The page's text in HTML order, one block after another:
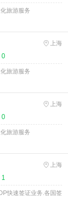
旅游服务
上海
0
旅游服务
上海
0
旅游服务
上海
1
快速签证业务.各国签